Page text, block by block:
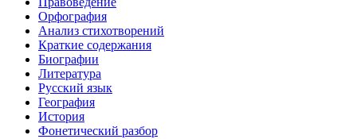
Орфография
Анализ стихотворений
Краткие содержания
Биографии
Литература
Русский язык
География
История
Фонетический разбор